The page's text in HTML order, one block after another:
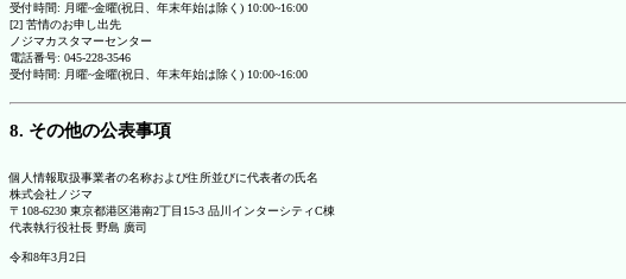
受付時間: 月曜~金曜(祝日、年末年始は除く) 10:00~16:00
[2] 苦情のお申し出先
ノジマカスタマーセンター
電話番号: 045-228-3546
受付時間: 月曜~金曜(祝日、年末年始は除く) 10:00~16:00
8. その他の公表事項
個人情報取扱事業者の名称および住所並びに代表者の氏名
株式会社ノジマ
〒108-6230 東京都港区港南2丁目15-3 品川インターシティC棟
代表執行役社長 野島 廣司
令和8年3月2日